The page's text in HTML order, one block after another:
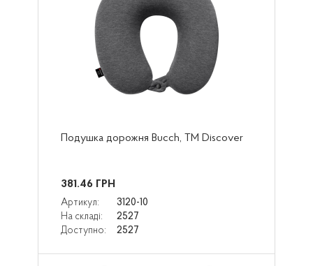
Подушка дорожня Bucch, TM Dіscover
381.46 ГРН
Артикул:
3120-10
На складі:
2527
Доступно:
2527